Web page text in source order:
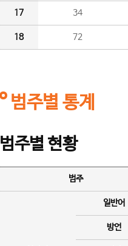
17 34
18 72
범주별 통계
범주별 현황
범주
일반어
방언